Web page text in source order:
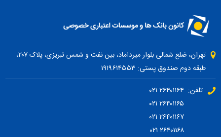
تهران، ضلع شمالی بلوار میرداماد، بین نفت و شمس تبریزی، پلاک ۲۰۷،
طبقه دوم صندوق پستی: ۱۹۱۹۶۱۴۵۵۳
تلفن: ۲۶۴۰۱۱۶۴ ۰۲۱
۲۶۴۰۱۱۶۷ ۰۲۱
۲۶۴۰۱۱۶۸ ۰۲۱